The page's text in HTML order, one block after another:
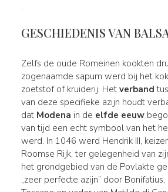
.
GESCHIEDENIS VAN
Zelfs de oude Romeinen kookten
zogenaamde sapum werd bij het
zoetstof of kruiderij. Het verband
van deze specifieke azijn houdt
dat Modena in de elfde eeuw
van tijd een echt symbool van het
werd. In 1046 werd Hendrik III,
Roomse Rijk, ter gelegenheid van
het grondgebied van de Povlakte
„zeer perfecte azijn” door Bonifatius,